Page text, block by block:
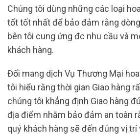
Chúng tôi dùng những các loại
tốt tốt nhất để bảo đảm rằng
bên tôi cung ứng đc nhu cầu và
khách hàng.
Đối mang dịch Vụ Thương Mại
tôi hiểu rằng thời gian Giao hàng
chúng tôi khẳng định Giao hàng
địa điểm nhằm bảo đảm an toàn
quý khách hàng sẽ đến đúng vị